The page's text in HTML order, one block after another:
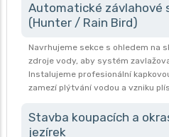
Automatické závlahové
(Hunter / Rain Bird)
Navrhujeme sekce s ohledem na
zdroje vody, aby systém
Instalujeme profesionální
zamezí plýtvání vodou a vzniku
Stavba koupacích a
jezírek